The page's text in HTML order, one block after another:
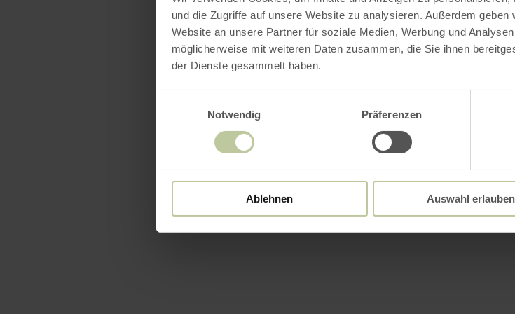
und die Zugriffe auf unsere Website zu analysieren. Außerdem
Website an unsere Partner für soziale Medien, Werbung und
möglicherweise mit weiteren Daten zusammen, die Sie ihnen
der Dienste gesammelt haben.
Notwendig
Präferenzen
Ablehnen Auswahl erlauben